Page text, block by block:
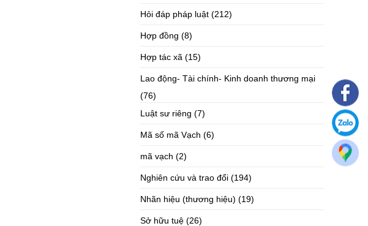
Hỏi đáp pháp luật (212)
Hợp đồng (8)
Hợp tác xã (15)
Lao động- Tài chính- Kinh doanh thương mại
(76)
Luật sư riêng (7)
Mã số mã Vạch (6)
mã vạch (2)
Nghiên cứu và trao đổi (194)
Nhãn hiệu (thương hiệu) (19)
Sở hữu tuệ (26)